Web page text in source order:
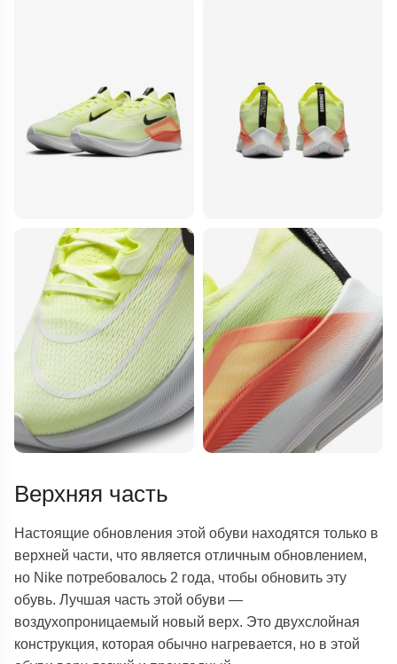
Верхняя часть
Настоящие обновления этой обуви находятся только в
верхней части, что является отличным обновлением,
но Nike потребовалось 2 года, чтобы обновить эту
обувь. Лучшая часть этой обуви —
воздухопроницаемый новый верх. Это двухслойная
конструкция, которая обычно нагревается, но в этой